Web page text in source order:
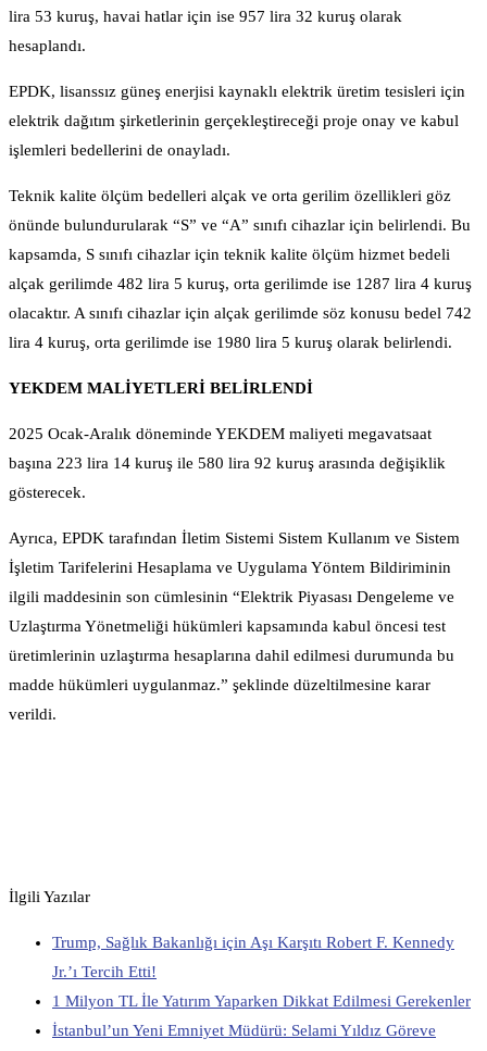
lira 53 kuruş, havai hatlar için ise 957 lira 32 kuruş olarak
hesaplandı.
EPDK, lisanssız güneş enerjisi kaynaklı elektrik üretim tesisleri için
elektrik dağıtım şirketlerinin gerçekleştireceği proje onay ve kabul
işlemleri bedellerini de onayladı.
Teknik kalite ölçüm bedelleri alçak ve orta gerilim özellikleri göz
önünde bulundurularak “S” ve “A” sınıfı cihazlar için belirlendi. Bu
kapsamda, S sınıfı cihazlar için teknik kalite ölçüm hizmet bedeli
alçak gerilimde 482 lira 5 kuruş, orta gerilimde ise 1287 lira 4 kuruş
olacaktır. A sınıfı cihazlar için alçak gerilimde söz konusu bedel 742
lira 4 kuruş, orta gerilimde ise 1980 lira 5 kuruş olarak belirlendi.
YEKDEM MALİYETLERİ BELİRLENDİ
2025 Ocak-Aralık döneminde YEKDEM maliyeti megavatsaat
başına 223 lira 14 kuruş ile 580 lira 92 kuruş arasında değişiklik
gösterecek.
Ayrıca, EPDK tarafından İletim Sistemi Sistem Kullanım ve Sistem
İşletim Tarifelerini Hesaplama ve Uygulama Yöntem Bildiriminin
ilgili maddesinin son cümlesinin “Elektrik Piyasası Dengeleme ve
Uzlaştırma Yönetmeliği hükümleri kapsamında kabul öncesi test
üretimlerinin uzlaştırma hesaplarına dahil edilmesi durumunda bu
madde hükümleri uygulanmaz.” şeklinde düzeltilmesine karar
verildi.
İlgili Yazılar
Trump, Sağlık Bakanlığı için Aşı Karşıtı Robert F. Kennedy
Jr.’ı Tercih Etti!
1 Milyon TL İle Yatırım Yaparken Dikkat Edilmesi Gerekenler
İstanbul’un Yeni Emniyet Müdürü: Selami Yıldız Göreve